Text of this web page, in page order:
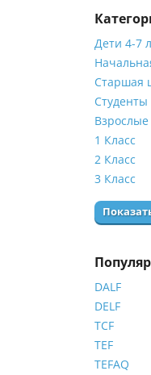
Дети 4-7
Старшая
Студенты
Взрослые
1 Класс
2 Класс
3 Класс
DALF
DELF
TCF
TEF
TEFAQ